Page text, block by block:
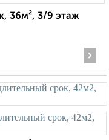
36м², 3/9 этаж
›